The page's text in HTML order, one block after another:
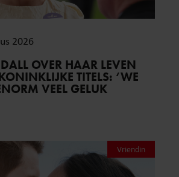
2026
OVER HAAR LEVEN
TITELS: ‘WE
VEEL GELUK
Vriendin